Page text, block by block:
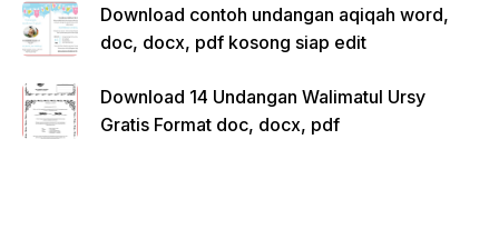
Download contoh undangan aqiqah word,
doc, docx, pdf kosong siap edit
Download 14 Undangan Walimatul Ursy
Gratis Format doc, docx, pdf